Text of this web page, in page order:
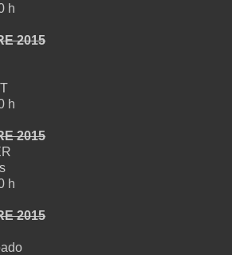
h
2015
h
2015
h
2015